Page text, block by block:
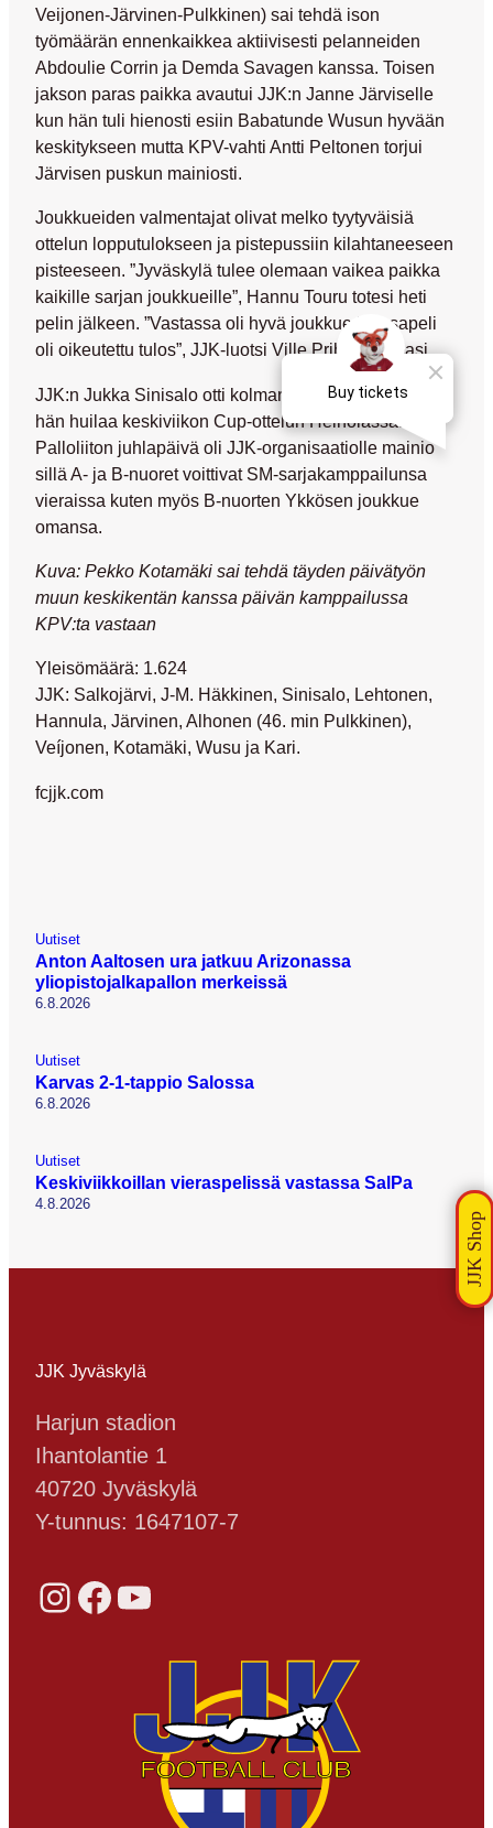
Veijonen-Järvinen-Pulkkinen) sai tehdä ison
työmäärän ennenkaikkea aktiivisesti pelanneiden
Abdoulie Corrin ja Demda Savagen kanssa. Toisen
jakson paras paikka avautui JJK:n Janne Järviselle
kun hän tuli hienosti esiin Babatunde Wusun hyvään
keskitykseen mutta KPV-vahti Antti Peltonen torjui
Järvisen puskun mainiosti.
Joukkueiden valmentajat olivat melko tyytyväisiä
ottelun lopputulokseen ja pistepussiin kilahtaneeseen
pisteeseen. ”Jyväskylä tulee olemaan vaikea paikka
kaikille sarjan joukkueille”, Hannu Touru totesi heti
pelin jälkeen. ”Vastassa oli hyvä joukkue ja tasapeli
oli oikeutettu tulos”, JJK-luotsi Ville Priha summasi.
JJK:n Jukka Sinisalo otti kolmannen varoituksensa ja
hän huilaa keskiviikon Cup-ottelun Heinolassa.
Palloliiton juhlapäivä oli JJK-organisaatiolle mainio
sillä A- ja B-nuoret voittivat SM-sarjakamppailunsa
vieraissa kuten myös B-nuorten Ykkösen joukkue
omansa.
Kuva: Pekko Kotamäki sai tehdä täyden päivätyön
muun keskikentän kanssa päivän kamppailussa
KPV:ta vastaan
Yleisömäärä: 1.624
JJK: Salkojärvi, J-M. Häkkinen, Sinisalo, Lehtonen,
Hannula, Järvinen, Alhonen (46. min Pulkkinen),
Veíjonen, Kotamäki, Wusu ja Kari.
fcjjk.com
Uutiset
Anton Aaltosen ura jatkuu Arizonassa
yliopistojalkapallon merkeissä
6.8.2026
Uutiset
Karvas 2-1-tappio Salossa
6.8.2026
Uutiset
Keskiviikkoillan vieraspelissä vastassa SalPa
4.8.2026
JJK Jyväskylä
Harjun stadion
Ihantolantie 1
40720 Jyväskylä
Y-tunnus: 1647107-7
Instagram Facebook YouTube